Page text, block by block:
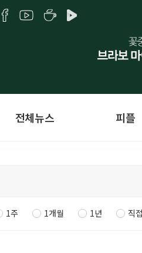
전체뉴스 피플
1주 1개월 1년 직